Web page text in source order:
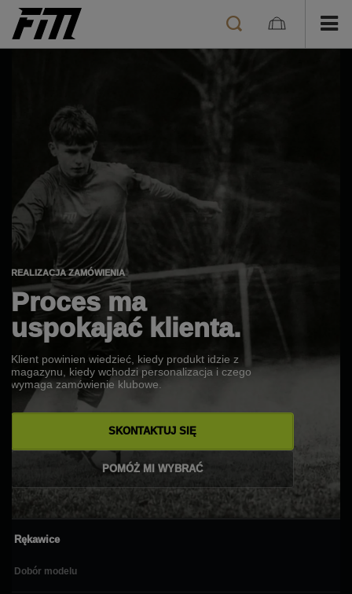
REALIZACJA ZAMÓWIENIA
Proces ma
uspokajać klienta.
Klient powinien wiedzieć, kiedy produkt idzie z
magazynu, kiedy wchodzi personalizacja i czego
wymaga zamówienie klubowe.
SKONTAKTUJ SIĘ
POMÓŻ MI WYBRAĆ
Rękawice
Dobór modelu